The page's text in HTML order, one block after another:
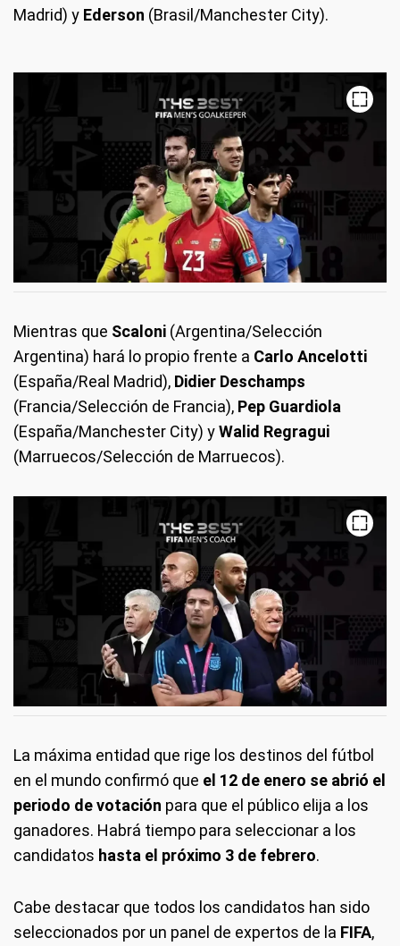
Madrid) y Ederson (Brasil/Manchester City).
Mientras que Scaloni (Argentina/Selección
Argentina) hará lo propio frente a Carlo Ancelotti
(España/Real Madrid), Didier Deschamps
(Francia/Selección de Francia), Pep Guardiola
(España/Manchester City) yWalid Regragui
(Marruecos/Selección de Marruecos).
La máxima entidad que rige los destinos del fútbol
en el mundo confirmó que el 12 de enero se abrió el
periodo de votación para que el público elija a los
ganadores. Habrá tiempo para seleccionar a los
candidatos hasta el próximo 3 de febrero.
Cabe destacar que todos los candidatos han sido
seleccionados por un panel de expertos de la FIFA,